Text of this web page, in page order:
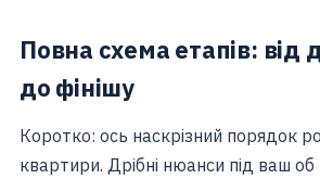
Повна схема етапів:
до фінішу
Коротко: ось наскрізний порядок
квартири. Дрібні нюанси під ваш